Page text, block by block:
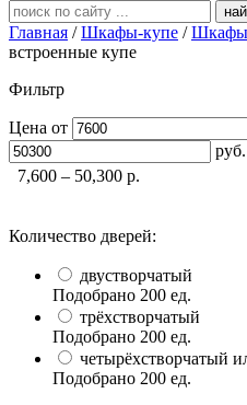
Главная /Шкафы-купе /Шкафы-
встроенные купе
Фильтр
Цена от
руб.
7,600 – 50,300 р.
Количество дверей:
двустворчатый
Подобрано 200 ед.
трёхстворчатый
Подобрано 200 ед.
четырёхстворчатый
Подобрано 200 ед.